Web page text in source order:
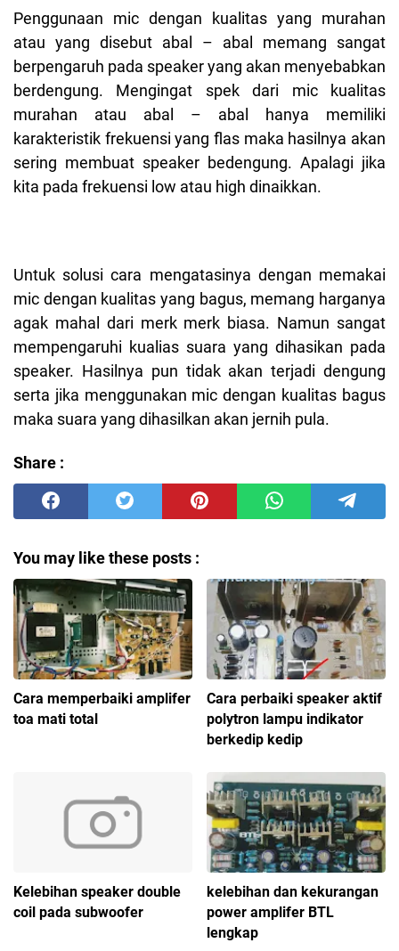
Penggunaan mic dengan kualitas yang murahan
atau yang disebut abal – abal memang sangat
berpengaruh pada speaker yang akan menyebabkan
berdengung. Mengingat spek dari mic kualitas
murahan atau abal – abal hanya memiliki
karakteristik frekuensi yang flas maka hasilnya akan
sering membuat speaker bedengung. Apalagi jika
kita pada frekuensi low atau high dinaikkan.
Untuk solusi cara mengatasinya dengan memakai
mic dengan kualitas yang bagus, memang harganya
agak mahal dari merk merk biasa. Namun sangat
mempengaruhi kualias suara yang dihasikan pada
speaker. Hasilnya pun tidak akan terjadi dengung
serta jika menggunakan mic dengan kualitas bagus
maka suara yang dihasilkan akan jernih pula.
Share :
You may like these posts :
Cara memperbaiki amplifer
toa mati total
Cara perbaiki speaker aktif
polytron lampu indikator
berkedip kedip
Kelebihan speaker double
coil pada subwoofer
kelebihan dan kekurangan
power amplifer BTL
lengkap